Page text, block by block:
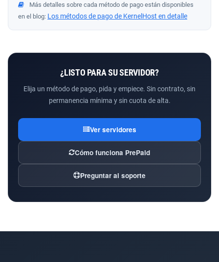
Más detalles sobre cada método de pago están disponibles
en el blog: Los métodos de pago de KernelHost en detalle
¿LISTO PARA SU SERVIDOR?
Elija un método de pago, pida y empiece. Sin contrato, sin
permanencia mínima y sin cuota de alta.
Ver servidores
Cómo funciona PrePaid
Preguntar al soporte